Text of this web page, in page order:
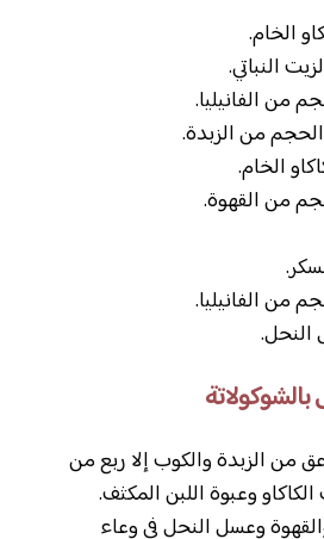
الخام.
النباتي.
من الفانيليا.
الحجم من الزبدة.
الخام.
من القهوة.
من الفانيليا.
من الزبدة والكوب إلا ربع من
وعبوة اللبن المكثف.
وعسل النحل في وعاء